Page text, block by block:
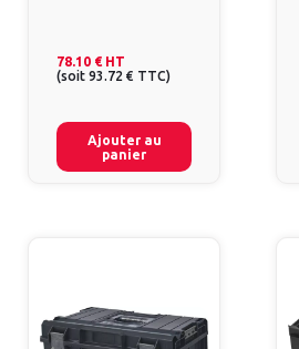
78.10 € HT
(soit 93.72 € TTC)
Ajouter au
panier